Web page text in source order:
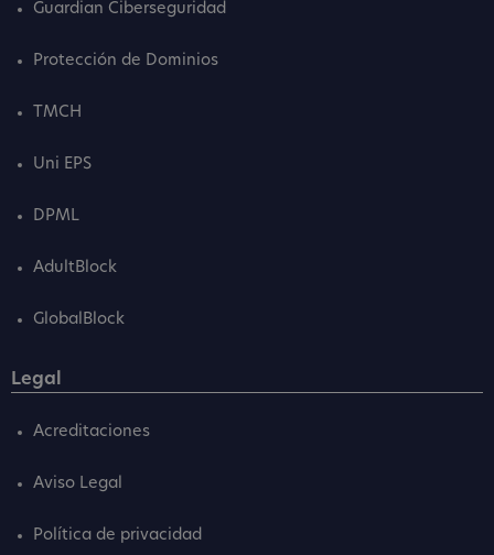
Guardian Ciberseguridad
Protección de Dominios
TMCH
Uni EPS
DPML
AdultBlock
GlobalBlock
Legal
Acreditaciones
Aviso Legal
Política de privacidad